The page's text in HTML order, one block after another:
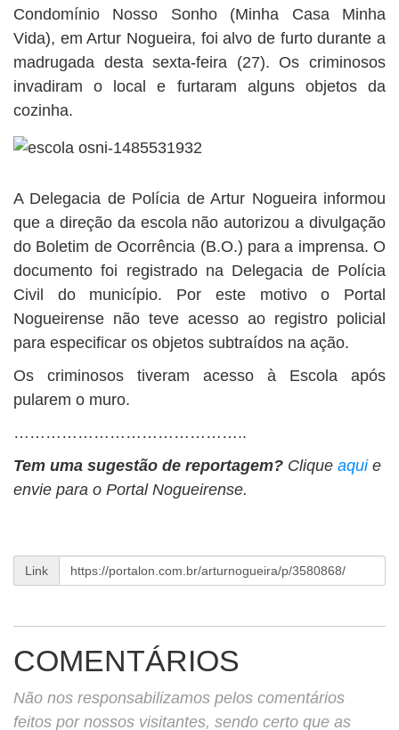
Condomínio Nosso Sonho (Minha Casa Minha
Vida), em Artur Nogueira, foi alvo de furto durante a
madrugada desta sexta-feira (27). Os criminosos
invadiram o local e furtaram alguns objetos da
cozinha.
A Delegacia de Polícia de Artur Nogueira informou
que a direção da escola não autorizou a divulgação
do Boletim de Ocorrência (B.O.) para a imprensa. O
documento foi registrado na Delegacia de Polícia
Civil do município. Por este motivo o Portal
Nogueirense não teve acesso ao registro policial
para especificar os objetos subtraídos na ação.
Os criminosos tiveram acesso à Escola após
pularem o muro.
……………………………………..
Tem uma sugestão de reportagem? Clique aqui e
envie para o Portal Nogueirense.
Link
COMENTÁRIOS
Não nos responsabilizamos pelos comentários
feitos por nossos visitantes, sendo certo que as